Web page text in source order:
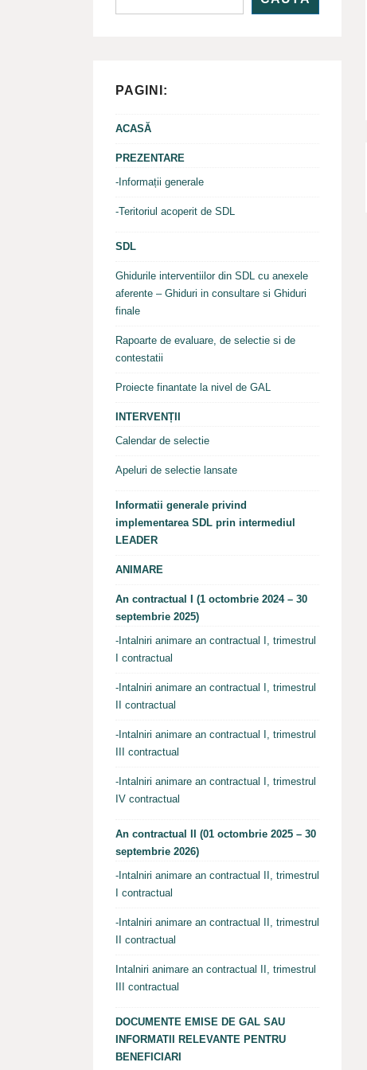
PAGINI:
ACASĂ
PREZENTARE
-Informații generale
-Teritoriul acoperit de SDL
SDL
Ghidurile interventiilor din SDL cu anexele
aferente – Ghiduri in consultare si Ghiduri
finale
Rapoarte de evaluare, de selectie si de
contestatii
Proiecte finantate la nivel de GAL
INTERVENȚII
Calendar de selectie
Apeluri de selectie lansate
Informatii generale privind
implementarea SDL prin intermediul
LEADER
ANIMARE
An contractual I (1 octombrie 2024 – 30
septembrie 2025)
-Intalniri animare an contractual I, trimestrul
I contractual
-Intalniri animare an contractual I, trimestrul
II contractual
-Intalniri animare an contractual I, trimestrul
III contractual
-Intalniri animare an contractual I, trimestrul
IV contractual
An contractual II (01 octombrie 2025 – 30
septembrie 2026)
-Intalniri animare an contractual II, trimestrul
I contractual
-Intalniri animare an contractual II, trimestrul
II contractual
Intalniri animare an contractual II, trimestrul
III contractual
DOCUMENTE EMISE DE GAL SAU
INFORMATII RELEVANTE PENTRU
BENEFICIARI